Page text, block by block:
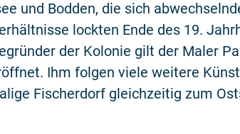
und Bodden, die sich
lockten Ende des 19.
der Kolonie gilt der Maler
Ihm folgen viele weitere
Fischerdorf gleichzeitig zum